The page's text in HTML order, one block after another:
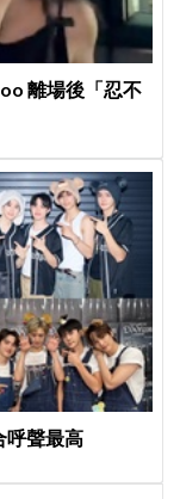
離場後「忍不
呼聲最高